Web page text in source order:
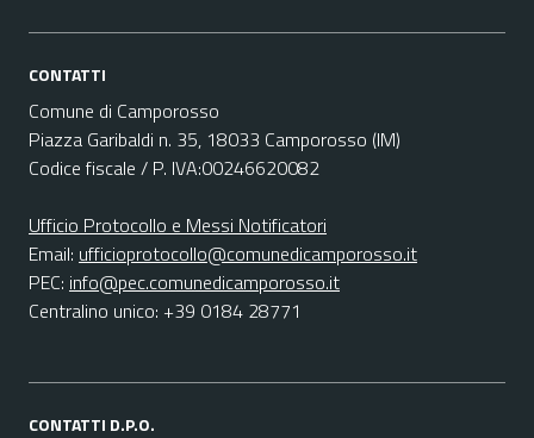
CONTATTI
Comune di Camporosso
Piazza Garibaldi n. 35, 18033 Camporosso (IM)
Codice fiscale / P. IVA:00246620082
Ufficio Protocollo e Messi Notificatori
Email: ufficioprotocollo@comunedicamporosso.it
PEC: info@pec.comunedicamporosso.it
Centralino unico: +39 0184 28771
CONTATTI D.P.O.